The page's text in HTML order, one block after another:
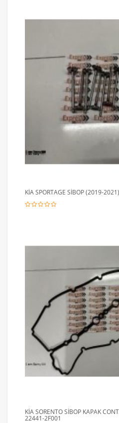
KİA SPORTAGE SİBOP (2019-2021)
KİA SORENTO SİBOP KAPAK
22441-2F001